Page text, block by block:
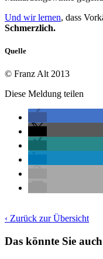
Und wir lernen, dass
Schmerzlich.
Quelle
© Franz Alt 2013
Diese Meldung teilen
‹ Zurück zur Übersicht
Das könnte Sie